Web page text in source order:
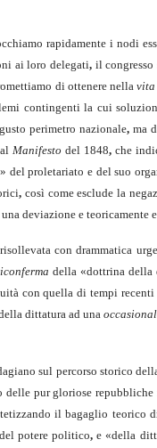
rapidamente i nodi
ai loro delegati, il congresso
di ottenere nellavita
contingenti la cui
perimetro nazionale, ma
Manifesto del 1848, che
del proletariato e del suo
, così come esclude la
deviazione e teoricamente
con drammatica
della «dottrina della
con quella di tempi
dittatura ad una
sul percorso storico
pur gloriose
il bagaglio teorico
potere politico,e «della